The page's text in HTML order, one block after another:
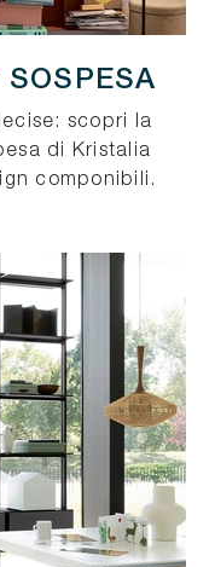
scopri la
di Kristalia
componibili.